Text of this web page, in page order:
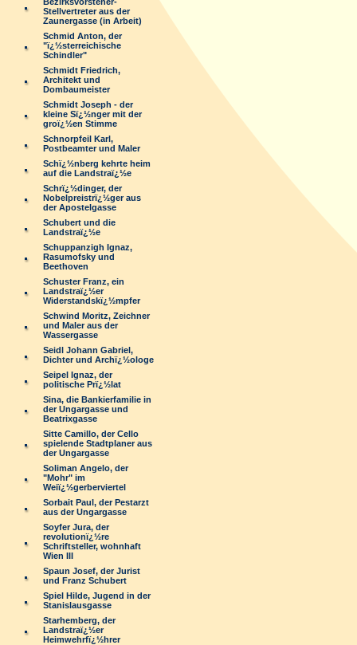
Stellvertreter aus der
Zaunergasse (in Arbeit)
Schmid Anton, der
"ï¿½sterreichische
Schindler"
Schmidt Friedrich,
Architekt und
Dombaumeister
Schmidt Joseph - der
kleine Sï¿½nger mit der
groï¿½en Stimme
Schnorpfeil Karl,
Postbeamter und Maler
Schï¿½nberg kehrte heim
auf die Landstraï¿½e
Schrï¿½dinger, der
Nobelpreistrï¿½ger aus
der Apostelgasse
Schubert und die
Landstraï¿½e
Schuppanzigh Ignaz,
Rasumofsky und
Beethoven
Schuster Franz, ein
Landstraï¿½er
Widerstandskï¿½mpfer
Schwind Moritz, Zeichner
und Maler aus der
Wassergasse
Seidl Johann Gabriel,
Dichter und Archï¿½ologe
Seipel Ignaz, der
politische Prï¿½lat
Sina, die Bankierfamilie in
der Ungargasse und
Beatrixgasse
Sitte Camillo, der Cello
spielende Stadtplaner aus
der Ungargasse
Soliman Angelo, der
"Mohr" im
Weiï¿½gerberviertel
Sorbait Paul, der Pestarzt
aus der Ungargasse
Soyfer Jura, der
revolutionï¿½re
Schriftsteller, wohnhaft
Wien III
Spaun Josef, der Jurist
und Franz Schubert
Spiel Hilde, Jugend in der
Stanislausgasse
Starhemberg, der
Landstraï¿½er
Heimwehrfï¿½hrer